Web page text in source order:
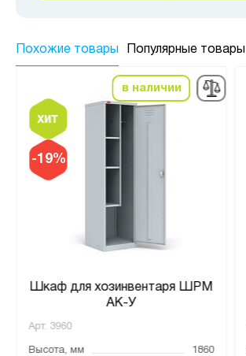
Похожие товары Популярные товары
-19%
в наличии
Шкаф для хозинвентаря ШРМ
АК-У
Арт. 3960
Высота, мм
1860